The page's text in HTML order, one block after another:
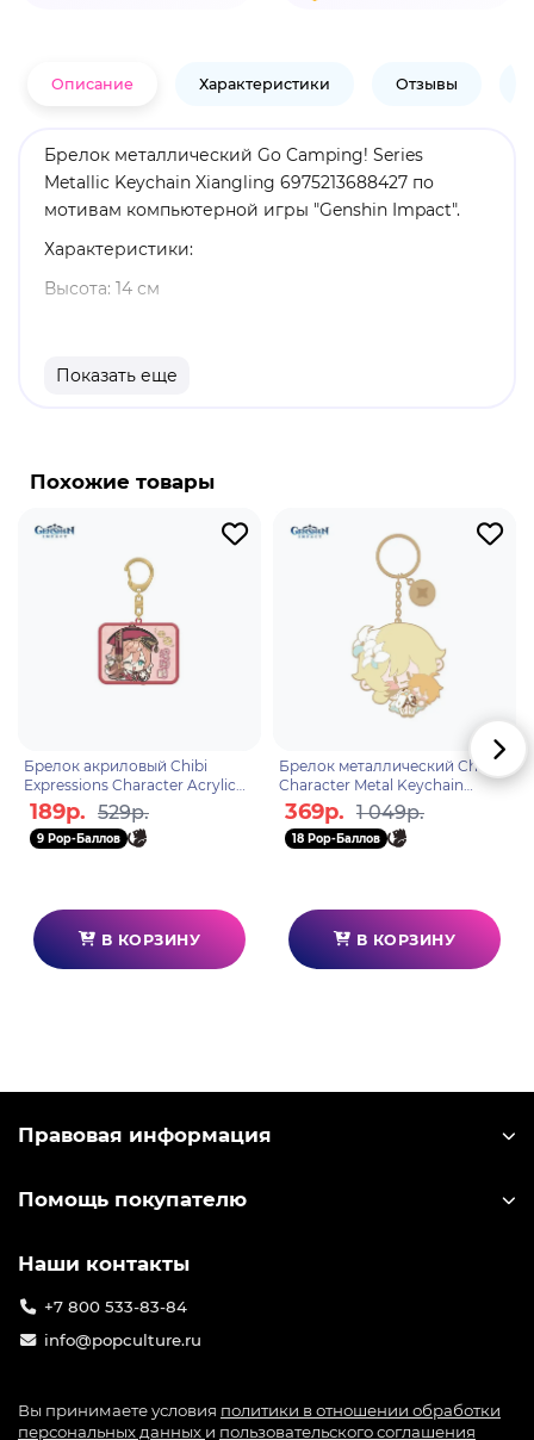
Описание Характеристики Отзывы
Брелок металлический Go Camping! Series
Metallic Keychain Xiangling 6975213688427 по
мотивам компьютерной игры "Genshin Impact".
Характеристики:
Высота: 14 см
Оригинальный и официально лицензированный
Сянлин - персонаж поджигатель в игре "Genshin
шеф-поваров Тейвата. Конечно же ее коронными
блюдами являются острые закуски, но она и сама
может неплохо поддать жару. Сянлин способна
закружить врагов в огненном вихре. Ее
домашний питомец Гоба также не прочь отведать
ее восхитительных блюд, параллельно извергая
сокрушительное пламя на обидчиков хозяйки.
Показать еще
Похожие товары
Брелок акриловый Chibi
Expressions Character Acrylic
Keychain Yanfei 6974096537532
189р. 529р.
9 Pop-Баллов
В КОРЗИНУ
Брелок металлический Chibi
Character Metal Keychain
Traveller Lumine
6972957486272
369р. 1 049р.
18 Pop-Баллов
В КОРЗИНУ
Правовая информация
Помощь покупателю
Наши контакты
+7 800 533-83-84
info@popculture.ru
Вы принимаете условия политики в отношении обработки
персональных данных и пользовательского соглашения